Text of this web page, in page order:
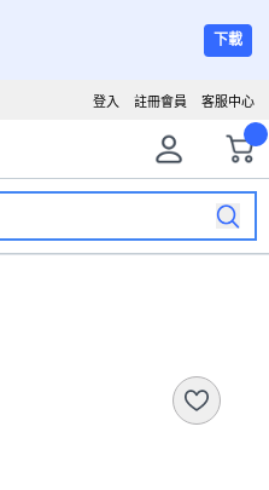
下載
客服中心
註冊會員
登入